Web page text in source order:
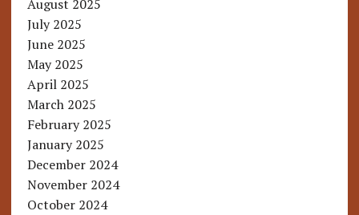
August 2025
July 2025
June 2025
May 2025
April 2025
March 2025
February 2025
January 2025
December 2024
November 2024
October 2024